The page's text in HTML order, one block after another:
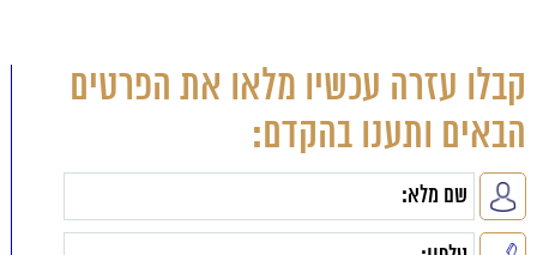
קבלו עזרה עכשיו מלאו את הפרטים
הבאים ותענו בהקדם: